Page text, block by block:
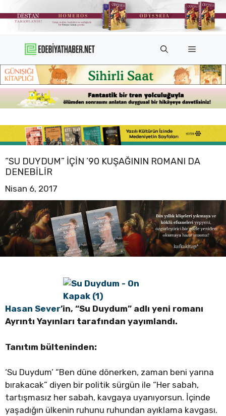
atla
Menü
“SU DUYDUM” IÇIN ’90 KUŞAĞININ ROMANI DA
DENEBILIR
Nisan 6, 2017
Hasan Sever’in, “Su Duydum” adlı yeni romanı
Ayrıntı Yayınları tarafından yayımlandı.
Tanıtım bülteninden:
‘Su Duydum’ “Ben düne dönerken, zaman beni yarına
bırakacak” diyen bir politik sürgün ile “Her sabah,
tartışmasız her sabah, kavgaya uyanıyorsun. İçinde
yaşadığın ülkenin ruhunu ruhundan ayıklama kavgası.